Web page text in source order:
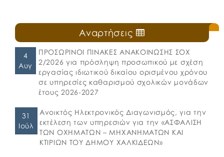
Αναρτήσεις
4
Αυγ
ΠΡΟΣΩΡΙΝΟΙ ΠΙΝΑΚΕΣ ΑΝΑΚΟΙΝΩΣΗΣ ΣΟΧ
2/2026 για πρόσληψη προσωπικού με σχέση
εργασίας ιδιωτικού δικαίου ορισμένου χρόνου
σε υπηρεσίες καθαρισμού σχολικών μονάδων
έτους 2026-2027
31
Ιούλ
Ανοικτός Ηλεκτρονικός Διαγωνισμός, για την
εκτέλεση των υπηρεσιών για την «ΑΣΦΑΛΙΣΗ
ΤΩΝ ΟΧΗΜΑΤΩΝ – ΜΗΧΑΝΗΜΑΤΩΝ ΚΑΙ
ΚΤΙΡΙΩΝ ΤΟΥ ΔΗΜΟΥ ΧΑΛΚΙΔΕΩΝ»